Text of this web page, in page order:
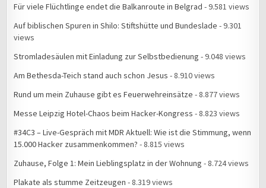
Für viele Flüchtlinge endet die Balkanroute in Belgrad - 9.581 views
Auf biblischen Spuren in Shilo: Stiftshütte und Bundeslade - 9.301
views
Stromladesäulen mit Einladung zur Selbstbedienung - 9.048 views
Am Bethesda-Teich stand auch schon Jesus - 8.910 views
Rund um mein Zuhause gibt es Feuerwehreinsätze - 8.877 views
Messe Leipzig Hotel-Chaos beim Hacker-Kongress - 8.823 views
#34C3 – Live-Gespräch mit MDR Aktuell: Wie ist die Stimmung, wenn
15.000 Hacker zusammenkommen? - 8.815 views
Zuhause, Folge 1: Mein Lieblingsplatz in der Wohnung - 8.724 views
Plakate als stumme Zeitzeugen - 8.319 views